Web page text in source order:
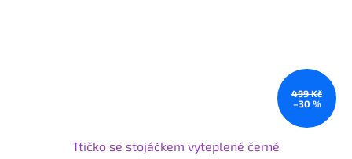
499 Kč
–30 %
Ttičko se stojáčkem vyteplené černé